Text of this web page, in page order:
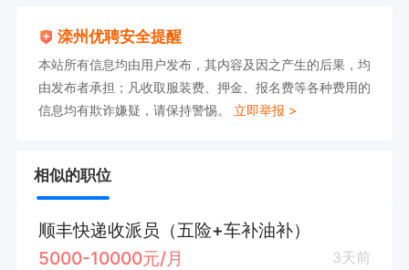
滦州优聘安全提醒
本站所有信息均由用户发布，其内容及因之产生的后果，均
由发布者承担；凡收取服装费、押金、报名费等各种费用的
信息均有欺诈嫌疑，请保持警惕。 立即举报 >
相似的职位
顺丰快递收派员（五险+车补油补）
5000-10000元/月
3天前